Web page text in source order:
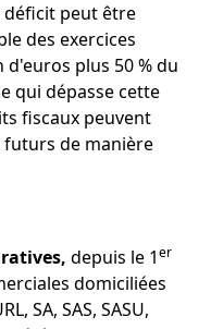
peut être
des exercices
plus 50 % du
qui dépasse cette
fiscaux peuvent
de manière
depuis le 1er
domiciliées
SA, SAS, SASU,